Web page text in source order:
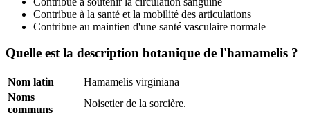
Contribue à la santé et la mobilité des articulations
Contribue au maintien d'une santé vasculaire normale
Quelle est la description botanique de l'hamamelis ?
Nom latin
Hamamelis virginiana
Noms
communs
Noisetier de la sorcière.